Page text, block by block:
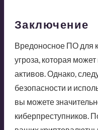
Заключение
Вредоносное ПО для
угроза, которая
активов. Однако,
безопасности и
вы можете
киберпреступников.